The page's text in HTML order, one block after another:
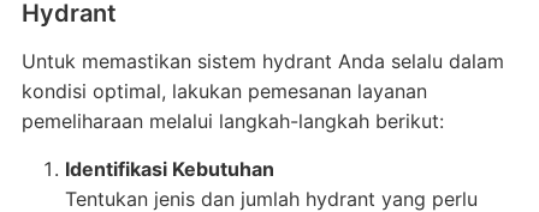
Hydrant
Untuk memastikan sistem hydrant Anda selalu dalam
kondisi optimal, lakukan pemesanan layanan
pemeliharaan melalui langkah-langkah berikut:
Identifikasi Kebutuhan
Tentukan jenis dan jumlah hydrant yang perlu